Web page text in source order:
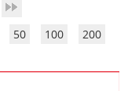
50 100 200